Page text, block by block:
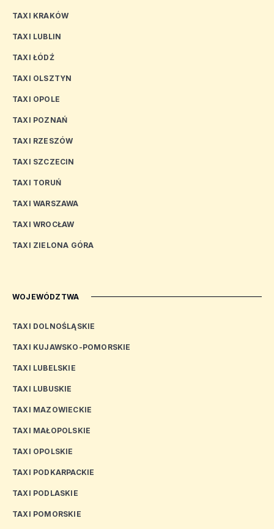
TAXI KRAKÓW
TAXI LUBLIN
TAXI ŁÓDŹ
TAXI OLSZTYN
TAXI OPOLE
TAXI POZNAŃ
TAXI RZESZÓW
TAXI SZCZECIN
TAXI TORUŃ
TAXI WARSZAWA
TAXI WROCŁAW
TAXI ZIELONA GÓRA
WOJEWÓDZTWA
TAXI DOLNOŚLĄSKIE
TAXI KUJAWSKO-POMORSKIE
TAXI LUBELSKIE
TAXI LUBUSKIE
TAXI MAZOWIECKIE
TAXI MAŁOPOLSKIE
TAXI OPOLSKIE
TAXI PODKARPACKIE
TAXI PODLASKIE
TAXI POMORSKIE